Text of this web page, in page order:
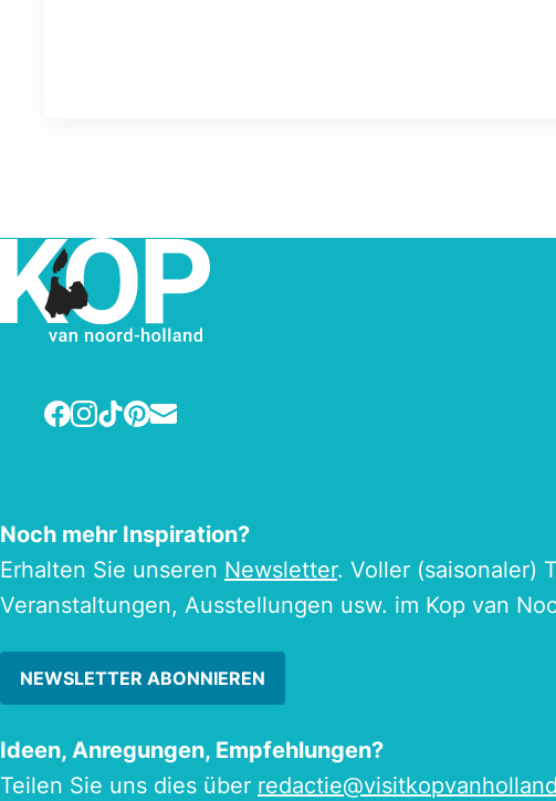
Facebook
Instagram
TikTok
Pinterest
E-mail
Noch mehr Inspiration?
Erhalten Sie unseren Newsletter. Voller (saisonaler)
Veranstaltungen, Ausstellungen usw. im Kop van
NEWSLETTER ABONNIEREN
Ideen, Anregungen, Empfehlungen?
Teilen Sie uns dies über